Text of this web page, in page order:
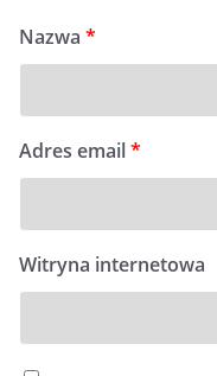
Nazwa *
Adres email*
Witryna internetowa